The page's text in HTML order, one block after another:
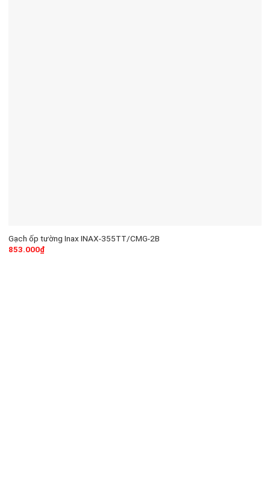
Gạch ốp tường Inax INAX-355TT/CMG-2B
853.000₫